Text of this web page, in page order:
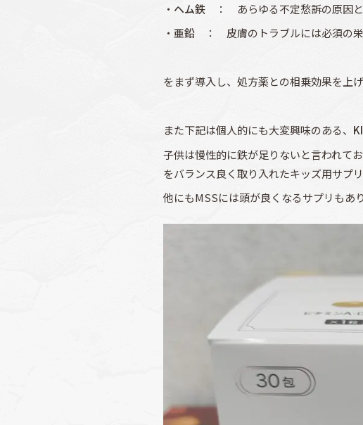
・ ヘム鉄 ： あらゆる不定愁訴の原因と
・ 亜鉛 ： 皮膚のトラブルには必須の栄
をまず導入し、処方薬との相乗効果を上
また下記は個人的にも大変興味のある、
子供は慢性的に鉄が足りないと言われて
をバランス良く取り入れたキッズ用サプリ
他にもMSSには頭が良くなるサプリもあ